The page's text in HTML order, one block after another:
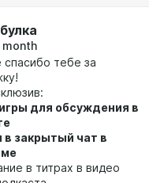
спасибо тебе за
для обсуждения в
в закрытый чат в
в титрах в видео